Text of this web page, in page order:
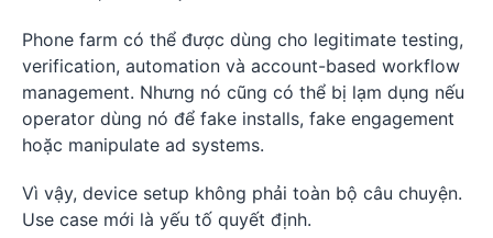
Phone farm có thể được dùng cho legitimate testing,
verification, automation và account-based workflow
management. Nhưng nó cũng có thể bị lạm dụng nếu
operator dùng nó để fake installs, fake engagement
hoặc manipulate ad systems.
Vì vậy, device setup không phải toàn bộ câu chuyện.
Use case mới là yếu tố quyết định.